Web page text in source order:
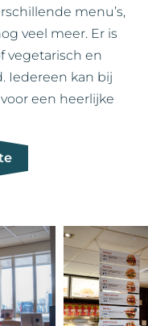
menu’s,
veel meer. Er is
vegetarisch en
Iedereen kan bij
een heerlijke